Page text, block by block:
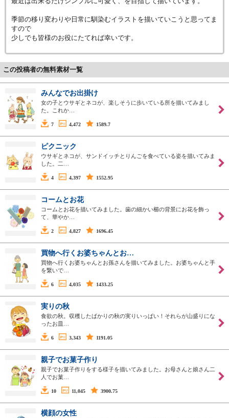
季節の移り変わりや日常に馴染むイラストを描いていこうと思ってま
すので
少しでも皆様のお役にたてれば幸いです。
この投稿者の無料素材一覧
みんなでお出掛け
女の子とウサギとネコが、楽しそうに歩いている所を描いてみまし
た。これか…
7 4,472 1589.7
ピクニック
ウサギとネコが、サンドイッチとりんごを食べている姿を描いてみま
した。二…
4 4,397 1552.95
コームとお花
コームとお花を描いてみました。歯の細かい櫛の背景にお花を飾っ
て、華やか…
2 4,827 1696.45
買物へ行くお婆ちゃんとお…
買物へ行くお婆ちゃんとお孫さんを描いてみました。お婆ちゃんと手
を繋いで…
6 4,035 1433.25
実りの秋
食欲の秋。収穫したばかりの秋の実りいっぱい！それらが山盛りにな
ったお皿…
6 3,343 1191.05
親子でお菓子作り
親子でお菓子作りをする様子を描いてみました。お母さんと娘さん二
人でお菓…
10 11,045 3900.75
横顔の女性